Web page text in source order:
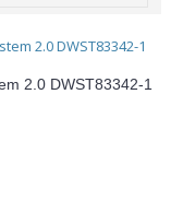
2.0 DWST83342-1